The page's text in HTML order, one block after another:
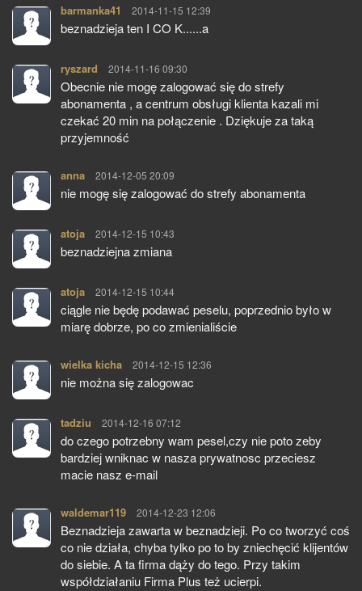
barmanka41 pisze:
2014-11-15 12:39
beznadzieja ten I CO K......a
ryszard pisze:
2014-11-16 09:30
Obecnie nie mogę zalogować się do strefy
abonamenta , a centrum obsługi klienta kazali mi
czekać 20 min na połączenie . Dziękuje za taką
przyjemność
anna pisze:
2014-12-05 20:09
nie mogę się zalogować do strefy abonamenta
atoja pisze:
2014-12-15 10:43
beznadziejna zmiana
atoja pisze:
2014-12-15 10:44
ciągle nie będę podawać peselu, poprzednio było w
miarę dobrze, po co zmienialiście
wielka kicha pisze:
2014-12-15 12:36
nie można się zalogowac
tadziu pisze:
2014-12-16 07:12
do czego potrzebny wam pesel,czy nie poto zeby
bardziej wniknac w nasza prywatnosc przeciesz
macie nasz e-mail
waldemar119 pisze:
2014-12-23 12:06
Beznadzieja zawarta w beznadzieji. Po co tworzyć coś
co nie działa, chyba tylko po to by zniechęcić klijentów
do siebie. A ta firma dąży do tego. Przy takim
współdziałaniu Firma Plus też ucierpi.